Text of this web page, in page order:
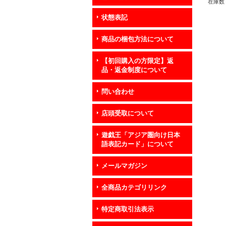
状態表記
商品の梱包方法について
【初回購入の方限定】返
品・返金制度について
問い合わせ
店頭受取について
遊戯王「アジア圏向け日本
語表記カード」について
メールマガジン
全商品カテゴリリンク
特定商取引法表示
在庫数